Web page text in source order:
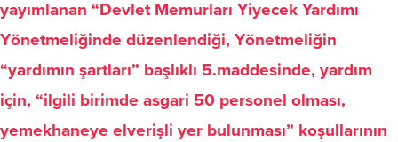
yayımlanan “Devlet Memurları Yiyecek Yardımı
Yönetmeliğinde düzenlendiği, Yönetmeliğin
“yardımın şartları” başlıklı 5.maddesinde, yardım
için, “ilgili birimde asgari 50 personel olması,
yemekhaneye elverişli yer bulunması” koşullarının